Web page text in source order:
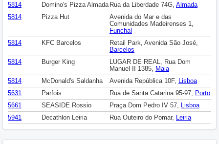
5814
Domino's Pizza Almada Rua da Liberdade 74G, Almada
5814
Pizza Hut
Avenida do Mar e das
Comunidades Madeirenses 1,
Funchal
5814
KFC Barcelos
Retail Park, Avenida São José,
Barcelos
5814
Burger King
LUGAR DE REAL, Rua Dom
Manuel II 1385, Maia
5814
McDonald's Saldanha Avenida República 10F, Lisboa
5631
Parfois Rua de Santa Catarina 95-97, Porto
5661
SEASIDE Rossio Praça Dom Pedro IV 57, Lisboa
5941
Decathlon Leiria Rua Outeiro do Pomar, Leiria